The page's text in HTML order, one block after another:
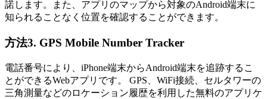
諾します。また、アプリのマップから対象のAndroid端末に
知られることなく位置を確認することができます。
方法3. GPS Mobile Number Tracker
電話番号により、iPhone端末からAndroid端末を追跡するこ
とができるWebアプリです。 GPS、WiFi接続、セルタワーの
三角測量などのロケーション履歴を利用した無料のアプリケ